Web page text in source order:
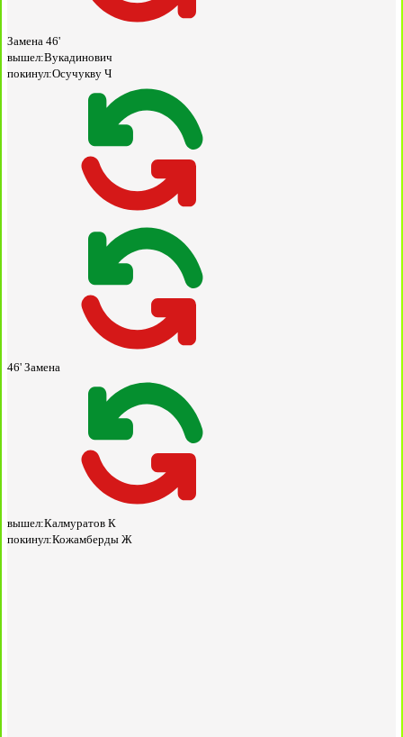
Замена 46'
вышел:Вукадинович
покинул:Осучукву Ч
46' Замена
вышел:Калмуратов К
покинул:Кожамберды Ж